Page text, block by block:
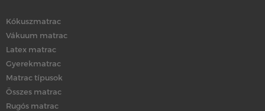
Kókuszmatrac
Vákuum matrac
Latex matrac
Gyerekmatrac
Matrac típusok
Összes matrac
Rugós matrac